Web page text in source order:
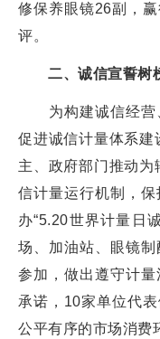
修保养眼镜26副，
评。
二、诚信宣誓树
为构建诚信经营、
促进诚信计量体系建
主、政府部门推动为
信计量运行机制，
办“5.20世界计量日
场、加油站、眼镜
参加，做出遵守计
承诺，10家单位代
公平有序的市场消费